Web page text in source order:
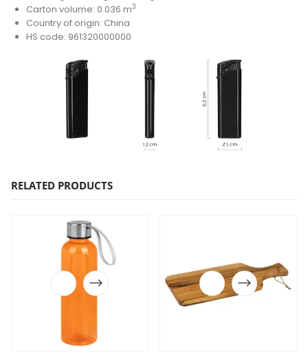
Carton volume: 0.036 m3
Country of origin: China
HS code: 961320000000
RELATED PRODUCTS